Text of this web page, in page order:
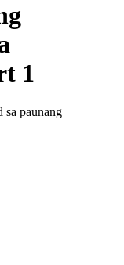
1
sa paunang